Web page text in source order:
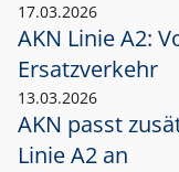
17.03.2026
AKN Linie A2:
Ersatzverkehr
13.03.2026
AKN passt
Linie A2 an